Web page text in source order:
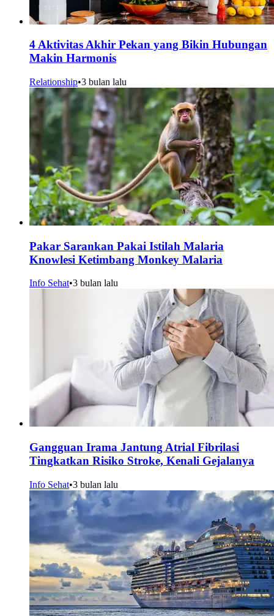
4 Aktivitas Akhir Pekan yang Bikin Hubungan
Makin Harmonis
Relationship•3 bulan lalu
Pakar Sarankan Pakai Istilah Malaria
Knowlesi Ketimbang Monkey Malaria
Info Sehat•3 bulan lalu
Gangguan Irama Jantung Atrial Fibrilasi
Tingkatkan Risiko Stroke, Kenali Gejalanya
Info Sehat•3 bulan lalu